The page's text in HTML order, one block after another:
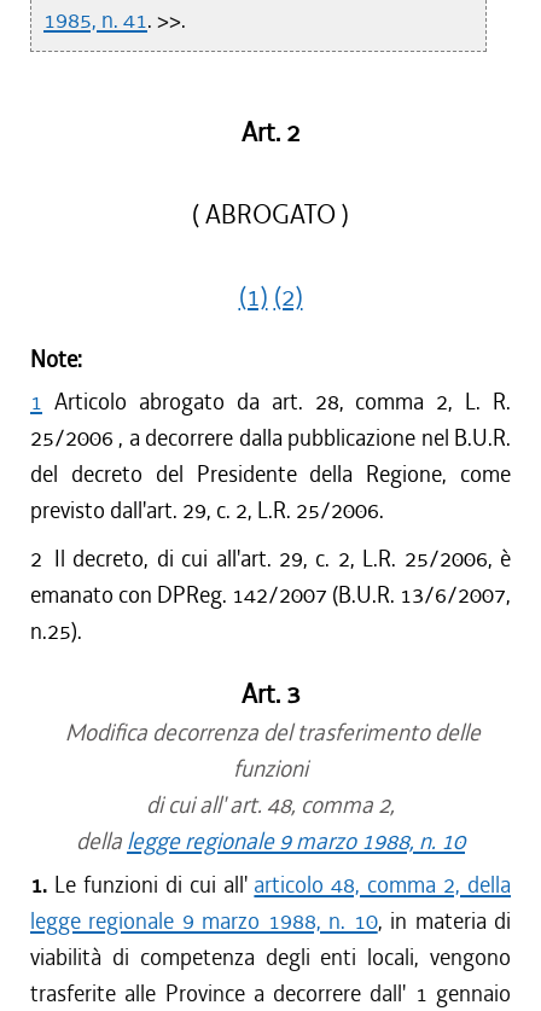
1985, n. 41. >>.
Art. 2
( ABROGATO )
(1) (2)
Note:
1 Articolo abrogato da art. 28, comma 2, L. R.
25/2006 , a decorrere dalla pubblicazione nel B.U.R.
del decreto del Presidente della Regione, come
previsto dall'art. 29, c. 2, L.R. 25/2006.
2 Il decreto, di cui all'art. 29, c. 2, L.R. 25/2006, è
emanato con DPReg. 142/2007 (B.U.R. 13/6/2007,
n.25).
Art. 3
Modifica decorrenza del trasferimento delle
funzioni
di cui all' art. 48, comma 2,
della legge regionale 9 marzo 1988, n. 10
1. Le funzioni di cui all' articolo 48, comma 2, della
legge regionale 9 marzo 1988, n. 10, in materia di
viabilità di competenza degli enti locali, vengono
trasferite alle Province a decorrere dall' 1 gennaio